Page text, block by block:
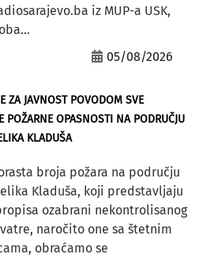
iz MUP-a USK,
05/08/2026
ZA JAVNOST POVODOM SVE
POŽARNE OPASNOSTI NA PODRUČJU
KLADUŠA
broja požara na području
Kladuša, koji predstavljaju
ozabrani nekontrolisanog
naročito one sa štetnim
obraćamo se